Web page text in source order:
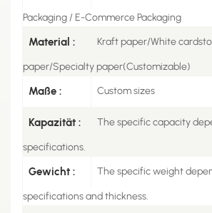
Packaging / E-Commerce Packaging
Material : Kraft paper/White
paper/Specialty paper(Customizable)
Maße : Custom sizes
Kapazität : The specific capacity
specifications.
Gewicht : The specific weight
specifications and thickness.